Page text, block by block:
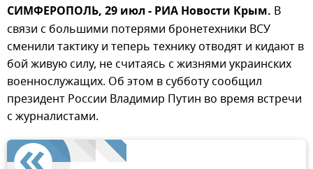
СИМФЕРОПОЛЬ, 29 июл - РИА Новости Крым. В
связи с большими потерями бронетехники ВСУ
сменили тактику и теперь технику отводят и кидают в
бой живую силу, не считаясь с жизнями украинских
военнослужащих. Об этом в субботу сообщил
президент России Владимир Путин во время встречи
с журналистами.